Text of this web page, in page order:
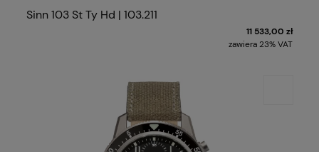
Sinn 103 St Ty Hd | 103.211
11 533,00 zł
zawiera 23% VAT